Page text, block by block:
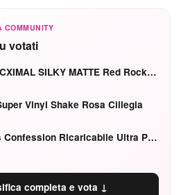
COMMUNITY
votati
MAC M·A·CXIMAL SILKY MATTE Red Rock mat
Vinyl Shake Rosa Ciliegia
Hourglass Confession Ricaricabile Ultra Preciso Ad Alta Intensità Secretly Classic Red
completa e vota ↓